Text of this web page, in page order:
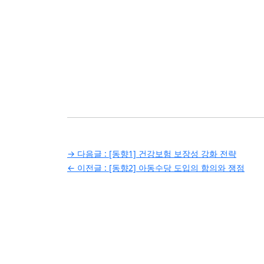
글
탐
→ 다음글 : [동향1] 건강보험 보장성 강화 전략
← 이전글 : [동향2] 아동수당 도입의 함의와 쟁점